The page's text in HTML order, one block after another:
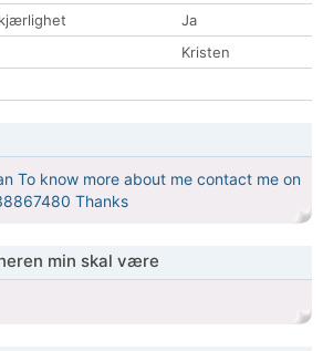
Ja
Kristen
To know more about me contact me on
Thanks
min skal være